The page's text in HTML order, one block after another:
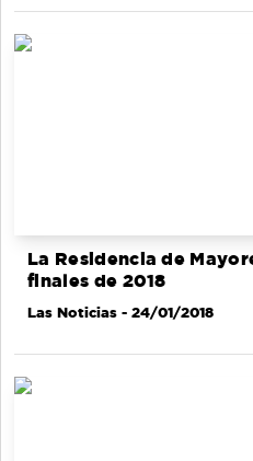
La Residencia de
finales de 2018
Las Noticias - 24/01/2018